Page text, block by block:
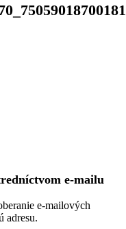
e-mailu
e-mailových
adresu.